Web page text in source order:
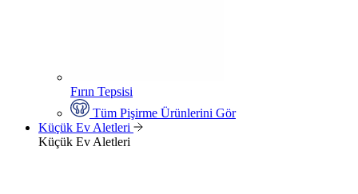
Fırın Tepsisi
Tüm Pişirme Ürünlerini Gör
Küçük Ev Aletleri
Küçük Ev Aletleri